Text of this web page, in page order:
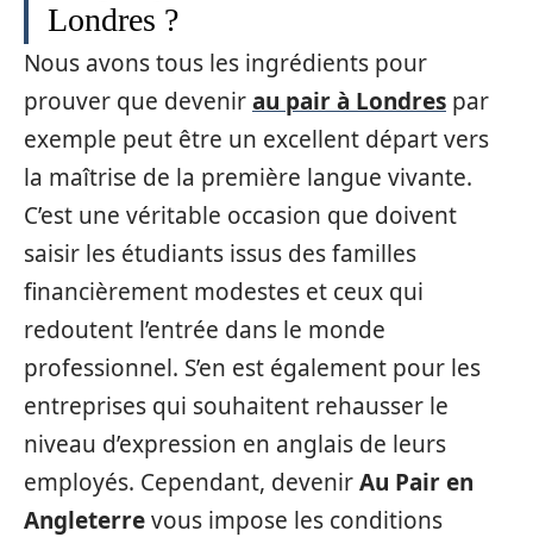
Londres ?
Nous avons tous les ingrédients pour
prouver que devenirau pair à Londres par
exemple peut être un excellent départ vers
la maîtrise de la première langue vivante.
C’est une véritable occasion que doivent
saisir les étudiants issus des familles
financièrement modestes et ceux qui
redoutent l’entrée dans le monde
professionnel. S’en est également pour les
entreprises qui souhaitent rehausser le
niveau d’expression en anglais de leurs
employés. Cependant, devenirAu Pair en
Angleterrevous impose les conditions